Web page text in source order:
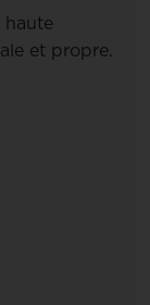
haute
et propre.